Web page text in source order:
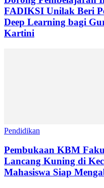
FADIKSI Unilak Beri
Deep Learning bagi
Kartini
Pendidikan
Pembukaan KBM
Lancang Kuning di
Mahasiswa Siap